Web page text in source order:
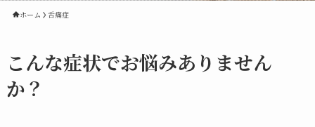
ホーム 舌痛症
こんな症状でお悩みありません
か？